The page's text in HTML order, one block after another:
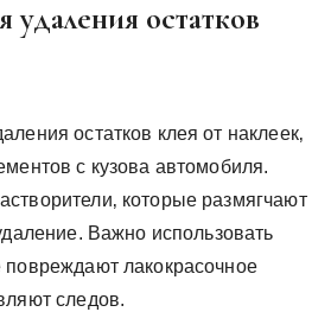
остатков
остатков клея от наклеек‚
с кузова автомобиля.
которые размягчают
Важно использовать
повреждают лакокрасочное
следов.